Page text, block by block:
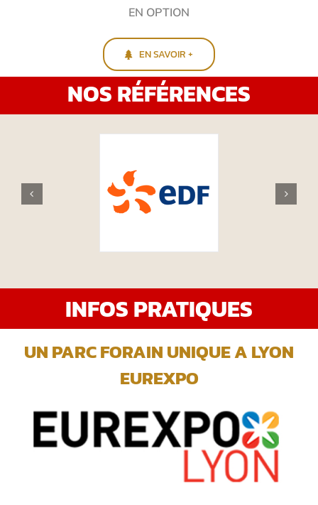
EN OPTION
EN SAVOIR +
NOS RÉFÉRENCES
INFOS PRATIQUES
UN PARC FORAIN UNIQUE A LYON
EUREXPO